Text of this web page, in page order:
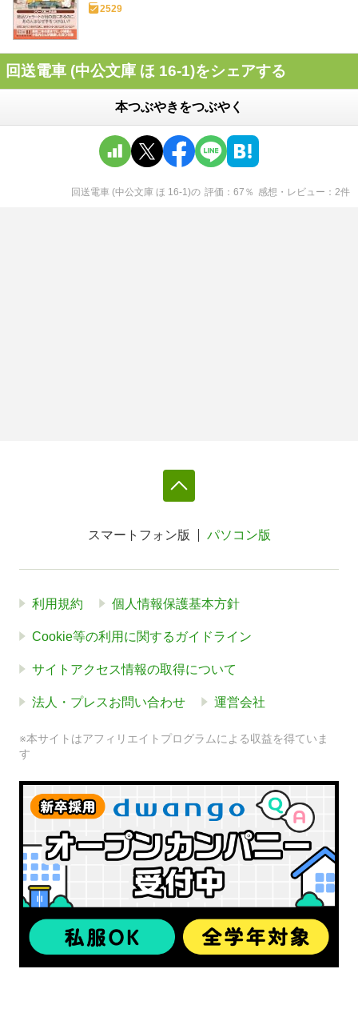
2529
回送電車 (中公文庫 ほ 16-1)をシェアする
本つぶやきをつぶやく
回送電車 (中公文庫 ほ 16-1)の 評価 67 ％ 感想・レビュー 2件
スマートフォン版 パソコン版
利用規約 個人情報保護基本方針
Cookie等の利用に関するガイドライン
サイトアクセス情報の取得について
法人・プレスお問い合わせ 運営会社
※本サイトはアフィリエイトプログラムによる収益を得ていま
す